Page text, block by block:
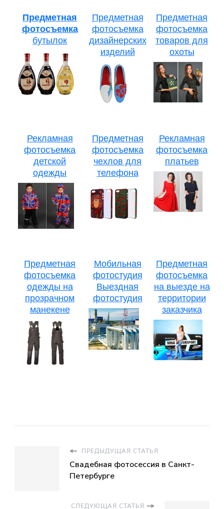
Предметная
фотосъемка
бутылок
Предметная
фотосъемка
дизайнерских
изделий
Предметная
фотосъемка
товаров для
охоты
Рекламная
фотосъемка
детской
одежды
Предметная
фотосъемка
чехлов для
телефона
Рекламная
фотосъемка
платьев
Предметная
фотосъемка
одежды на
прозрачном
манекене
Мобильная
фотостудия
Выездная
фотостудия
Предметная
фотосъемка
на выезде на
территории
заказчика
ПРЕДЫДУЩАЯ СТАТЬЯ
Свадебная фотосессия в Санкт-
Петербурге
СЛЕДУЮЩАЯ СТАТЬЯ